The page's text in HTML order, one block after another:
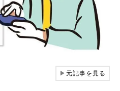
▶元記事を見る